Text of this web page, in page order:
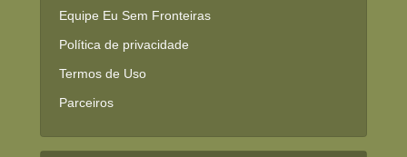
Equipe Eu Sem Fronteiras
Política de privacidade
Termos de Uso
Parceiros